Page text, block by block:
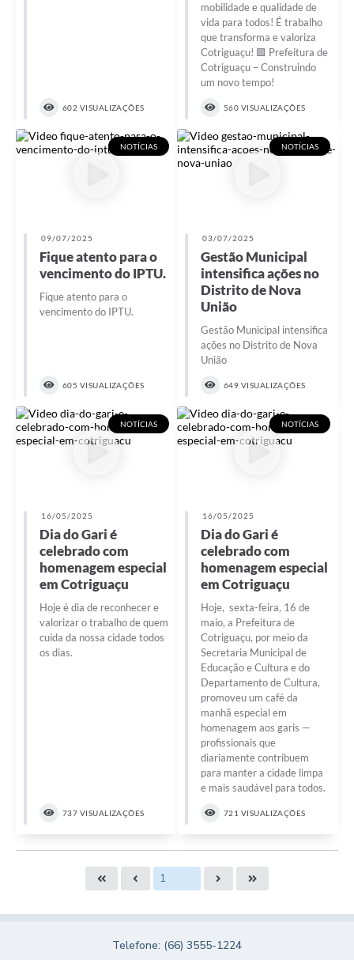
602 VISUALIZAÇÕES
mobilidade e qualidade de
vida para todos! É trabalho
que transforma e valoriza
Cotriguaçu! 🟩 Prefeitura de
Cotriguaçu – Construindo
um novo tempo!
560 VISUALIZAÇÕES
NOTÍCIAS
09/07/2025
Fique atento para o
vencimento do IPTU.
Fique atento para o
vencimento do IPTU.
605 VISUALIZAÇÕES
NOTÍCIAS
03/07/2025
Gestão Municipal
intensifica ações no
Distrito de Nova
União
Gestão Municipal intensifica
ações no Distrito de Nova
União
649 VISUALIZAÇÕES
NOTÍCIAS
16/05/2025
Dia do Gari é
celebrado com
homenagem especial
em Cotriguaçu
Hoje é dia de reconhecer e
valorizar o trabalho de quem
cuida da nossa cidade todos
os dias.
737 VISUALIZAÇÕES
NOTÍCIAS
16/05/2025
Dia do Gari é
celebrado com
homenagem especial
em Cotriguaçu
Hoje, sexta-feira, 16 de
maio, a Prefeitura de
Cotriguaçu, por meio da
Secretaria Municipal de
Educação e Cultura e do
Departamento de Cultura,
promoveu um café da
manhã especial em
homenagem aos garis —
profissionais que
diariamente contribuem
para manter a cidade limpa
e mais saudável para todos.
721 VISUALIZAÇÕES
Telefone: (66) 3555-1224